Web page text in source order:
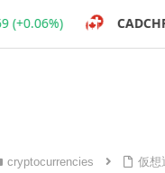
cryptocurrencies 仮想